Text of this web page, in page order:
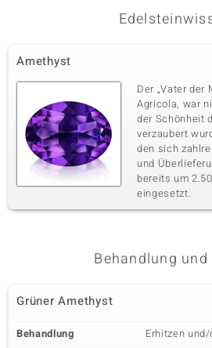
Edelsteinvarietät
Zirkon 14 à
Karatgewicht Summe
0,126 ct
Schliff
Fassung
Krappenfassung
Sechster Edelstein
Karatgewicht Summe Schliff
Krappenfassung
Amethyst
Der „Vater der
Agricola, war
der Schönheit
verzaubert
den sich
und
bereits um
eingesetzt.
Behandlung und
Grüner Amethyst
Behandlung Erhitzen